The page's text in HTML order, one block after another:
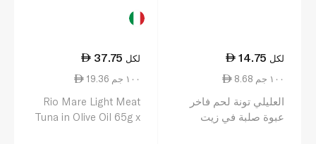
14.75 لكل
8.68 ١٠٠ جم
العليلي تونة لحم فاخر
عبوة صلبة في زيت
37.75 لكل
19.36 ١٠٠ جم
Rio Mare Light Meat
Tuna in Olive Oil 65g x